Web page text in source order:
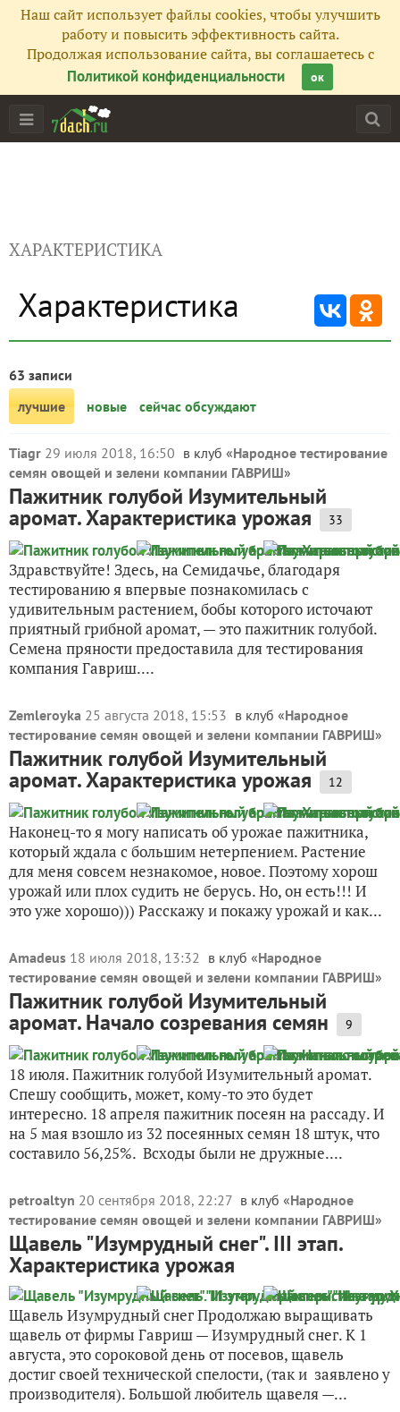
Наш сайт использует файлы cookies, чтобы улучшить
работу и повысить эффективность сайта.
Продолжая использование сайта, вы соглашаетесь с
Политикой конфиденциальности
ок
ХАРАКТЕРИСТИКА
Характеристика
63 записи
лучшие
новые сейчас обсуждают
Tiagr 29 июля 2018, 16:50 в клуб «Народное тестирование
семян овощей и зелени компании ГАВРИШ»
Пажитник голубой Изумительный
аромат. Характеристика урожая 33
Здравствуйте! Здесь, на Семидачье, благодаря
тестированию я впервые познакомилась с
удивительным растением, бобы которого источают
приятный грибной аромат, — это пажитник голубой.
Семена пряности предоставила для тестирования
компания Гавриш....
Zemleroyka 25 августа 2018, 15:53 в клуб «Народное
тестирование семян овощей и зелени компании ГАВРИШ»
Пажитник голубой Изумительный
аромат. Характеристика урожая 12
Наконец-то я могу написать об урожае пажитника,
который ждала с большим нетерпением. Растение
для меня совсем незнакомое, новое. Поэтому хорош
урожай или плох судить не берусь. Но, он есть!!! И
это уже хорошо))) Расскажу и покажу урожай и как...
Amadeus 18 июля 2018, 13:32 в клуб «Народное
тестирование семян овощей и зелени компании ГАВРИШ»
Пажитник голубой Изумительный
аромат. Начало созревания семян 9
18 июля. Пажитник голубой Изумительный аромат.
Спешу сообщить, может, кому-то это будет
интересно. 18 апреля пажитник посеян на рассаду. И
на 5 мая взошло из 32 посеянных семян 18 штук, что
составило 56,25%. Всходы были не дружные....
petroaltyn 20 сентября 2018, 22:27 в клуб «Народное
тестирование семян овощей и зелени компании ГАВРИШ»
Щавель "Изумрудный снег". III этап.
Характеристика урожая
Щавель Изумрудный снег Продолжаю выращивать
щавель от фирмы Гавриш — Изумрудный снег. К 1
августа, это сороковой день от посевов, щавель
достиг своей технической спелости, (так и заявлено у
производителя). Большой любитель щавеля —...